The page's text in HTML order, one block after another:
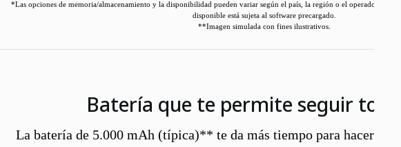
*Las opciones de memoria/almacenamiento y la disponibilidad pueden variar según el país, la región o el operador. La
disponible está sujeta al software precargado.
**Imagen simulada con fines ilustrativos.
Batería que te permite seguir
La batería de 5.000 mAh (típica)** te da más tiempo para hacer lo